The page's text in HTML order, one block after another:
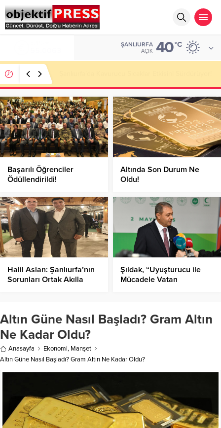
ŞANLIURFA
AÇIK 40°C
Başarılı Öğrenciler
Ödüllendirildi!
Altında Son Durum Ne
Oldu!
Halil Aslan: Şanlıurfa’nın
Sorunları Ortak Akılla
Şıldak, “Uyuşturucu ile
Mücadele Vatan
Altın Güne Nasıl Başladı? Gram Altın
Ne Kadar Oldu?
Anasayfa Ekonomi, Manşet
Altın Güne Nasıl Başladı? Gram Altın Ne Kadar Oldu?